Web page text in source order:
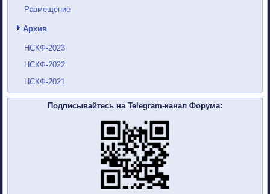
Размещение
Архив
НСКФ-2023
НСКФ-2022
НСКФ-2021
Подписывайтесь на Telegram-канал Форума: